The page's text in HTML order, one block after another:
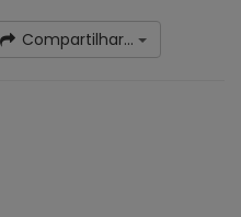
Compartilhar...